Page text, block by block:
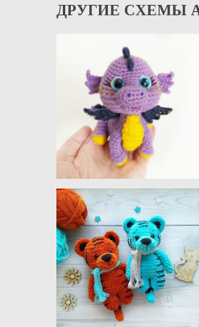
ДРУГИЕ СХЕМЫ